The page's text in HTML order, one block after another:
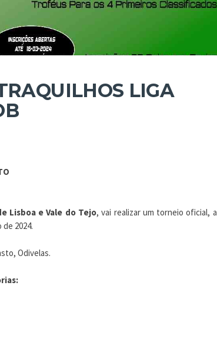
LIGA
Lisboa e Vale do Tejo, vai realizar um torneio oficial, a
2024.
Odivelas.